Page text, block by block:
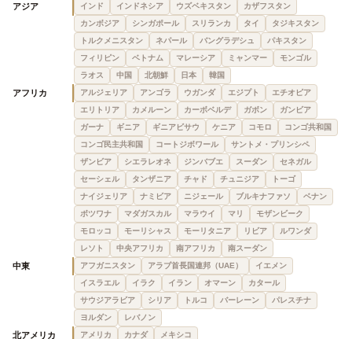
アジア インド インドネシア ウズベキスタン
カザフスタン
カンボジア
シンガポール スリランカ タイ
タジキスタン
トルクメニスタン
ネパール バングラデシュ
パキスタン
フィリピン
ベトナム マレーシア ミャンマー
モンゴル
ラオス
中国 北朝鮮 日本 韓国
アフリカ アルジェリア アンゴラ ウガンダ エジプト
エチオピア
エリトリア
カメルーン カーボベルデ ガボン
ガンビア
ガーナ
ギニア ギニアビサウ ケニア コモロ
コンゴ共和国
コンゴ民主共和国
コートジボワール
サントメ・プリンシペ
ザンビア
シエラレオネ ジンバブエ スーダン
セネガル
セーシェル
タンザニア チャド チュニジア
トーゴ
ナイジェリア
ナミビア ニジェール ブルキナファソ
ベナン
ボツワナ
マダガスカル マラウイ マリ
モザンビーク
モロッコ
モーリシャス モーリタニア リビア
ルワンダ
レソト
中央アフリカ 南アフリカ 南スーダン
中東 アフガニスタン アラブ首長国連邦（UAE）
イエメン
イスラエル
イラク イラン オマーン
カタール
サウジアラビア
シリア トルコ バーレーン
パレスチナ
ヨルダン
レバノン
北アメリカ アメリカ カナダ メキシコ